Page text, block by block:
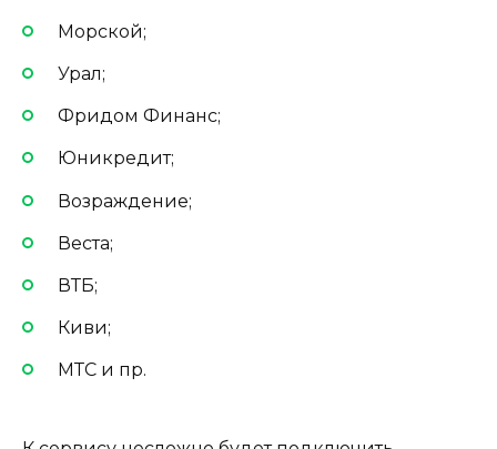
Морской;
Урал;
Фридом Финанс;
Юникредит;
Возраждение;
Веста;
ВТБ;
Киви;
МТС и пр.